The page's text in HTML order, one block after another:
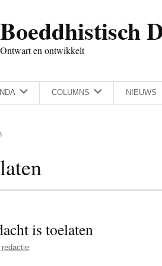
Boeddhistisch
Ontwart en ontwikkelt
COLUMNS NIEUWS
is toelaten
redactie